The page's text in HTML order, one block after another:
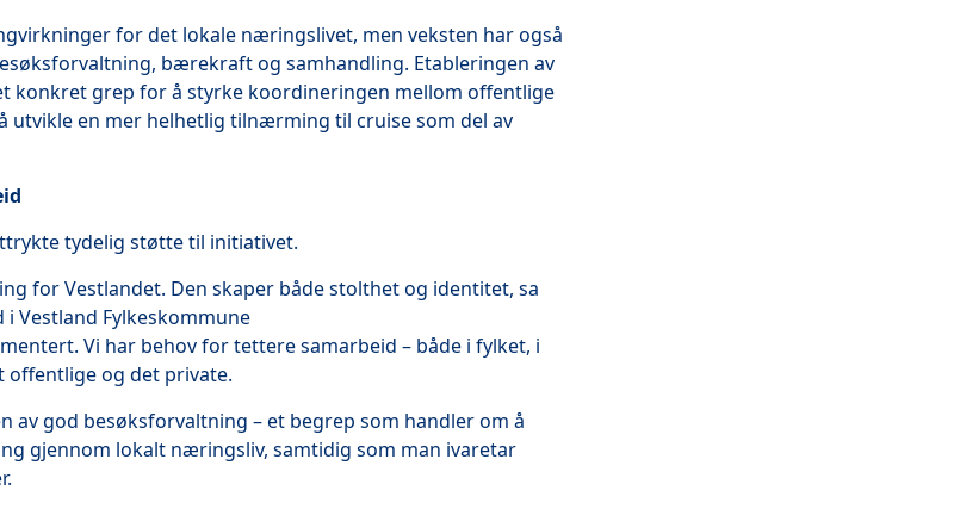
for det lokale næringslivet, men veksten har også
bærekraft og samhandling. Etableringen av
konkret grep for å styrke koordineringen mellom offentlige
utvikle en mer helhetlig tilnærming til cruise som del av
tydelig støtte til initiativet.
for Vestlandet. Den skaper både stolthet og identitet, sa
Vestland Fylkeskommune
Vi har behov for tettere samarbeid – både i fylket, i
offentlige og det private.
av god besøksforvaltning – et begrep som handler om å
gjennom lokalt næringsliv, samtidig som man ivaretar